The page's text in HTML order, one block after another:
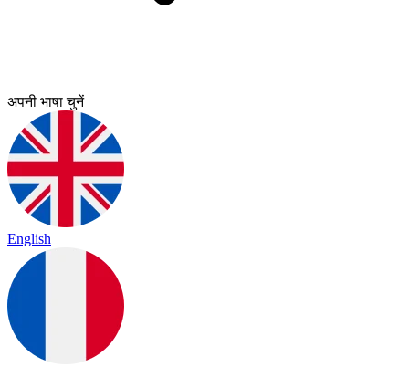
अपनी भाषा चुनें
English